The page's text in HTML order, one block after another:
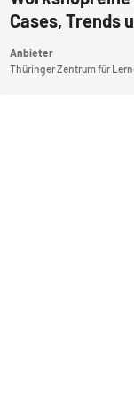
Cases, Trends
Anbieter
Thüringer Zentrum für